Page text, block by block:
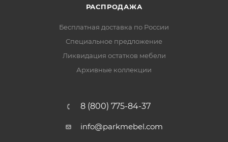
РАСПРОДАЖА
Бесплатная доставка по России
Специальное предложение
Ликвидация остатков мебели
Архивные коллекции
8 (800) 775-84-37
info@parkmebel.com